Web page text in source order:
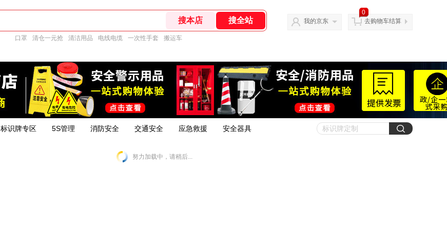
口罩 清仓一元抢 清洁用品 电线电缆 一次性手套 搬运车
我的京东
0
去购物车结算
标识牌专区 5S管理 消防安全 交通安全 应急救援 安全器具
努力加载中，请稍后...